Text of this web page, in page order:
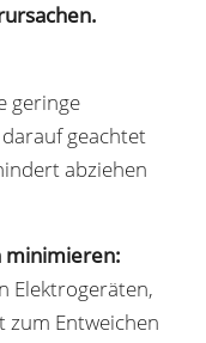
geringe
geachtet
abziehen
minimieren:
Elektrogeräten,
zum Entweichen